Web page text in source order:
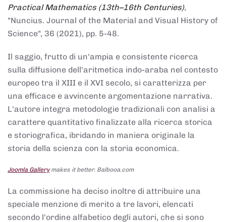
Practical Mathematics (13th–16th Centuries),
"Nuncius. Journal of the Material and Visual History of
Science", 36 (2021), pp. 5-48.
Il saggio, frutto di un'ampia e consistente ricerca
sulla diffusione dell'aritmetica indo-araba nel contesto
europeo tra il XIII e il XVI secolo, si caratterizza per
una efficace e avvincente argomentazione narrativa.
L'autore integra metodologie tradizionali con analisi a
carattere quantitativo finalizzate alla ricerca storica
e storiografica, ibridando in maniera originale la
storia della scienza con la storia economica.
Joomla Gallerymakes it better. Balbooa.com
La commissione ha deciso inoltre di attribuire una
speciale menzione di merito a tre lavori, elencati
secondo l'ordine alfabetico degli autori, che si sono